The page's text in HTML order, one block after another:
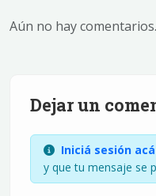
Aún no hay
Dejar un
Iniciá sesión acá
y que tu mensaje se